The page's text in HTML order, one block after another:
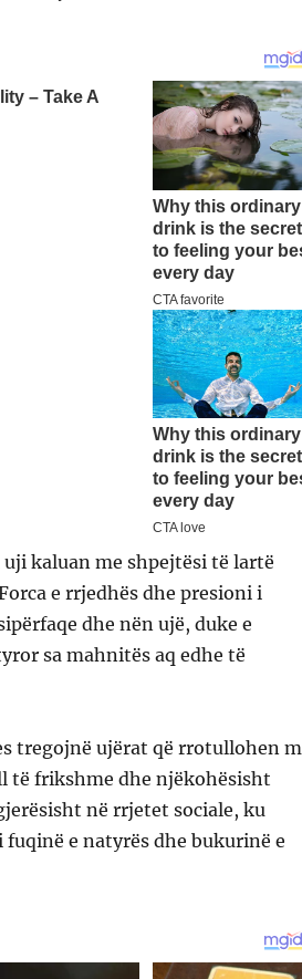
kaluan me shpejtësi të lartë
e rrjedhës dhe presioni i
dhe nën ujë, duke e
sa mahnitës aq edhe të
tregojnë ujërat që rrotullohen
të frikshme dhe njëkohësisht
në rrjetet sociale, ku
e natyrës dhe bukurinë e